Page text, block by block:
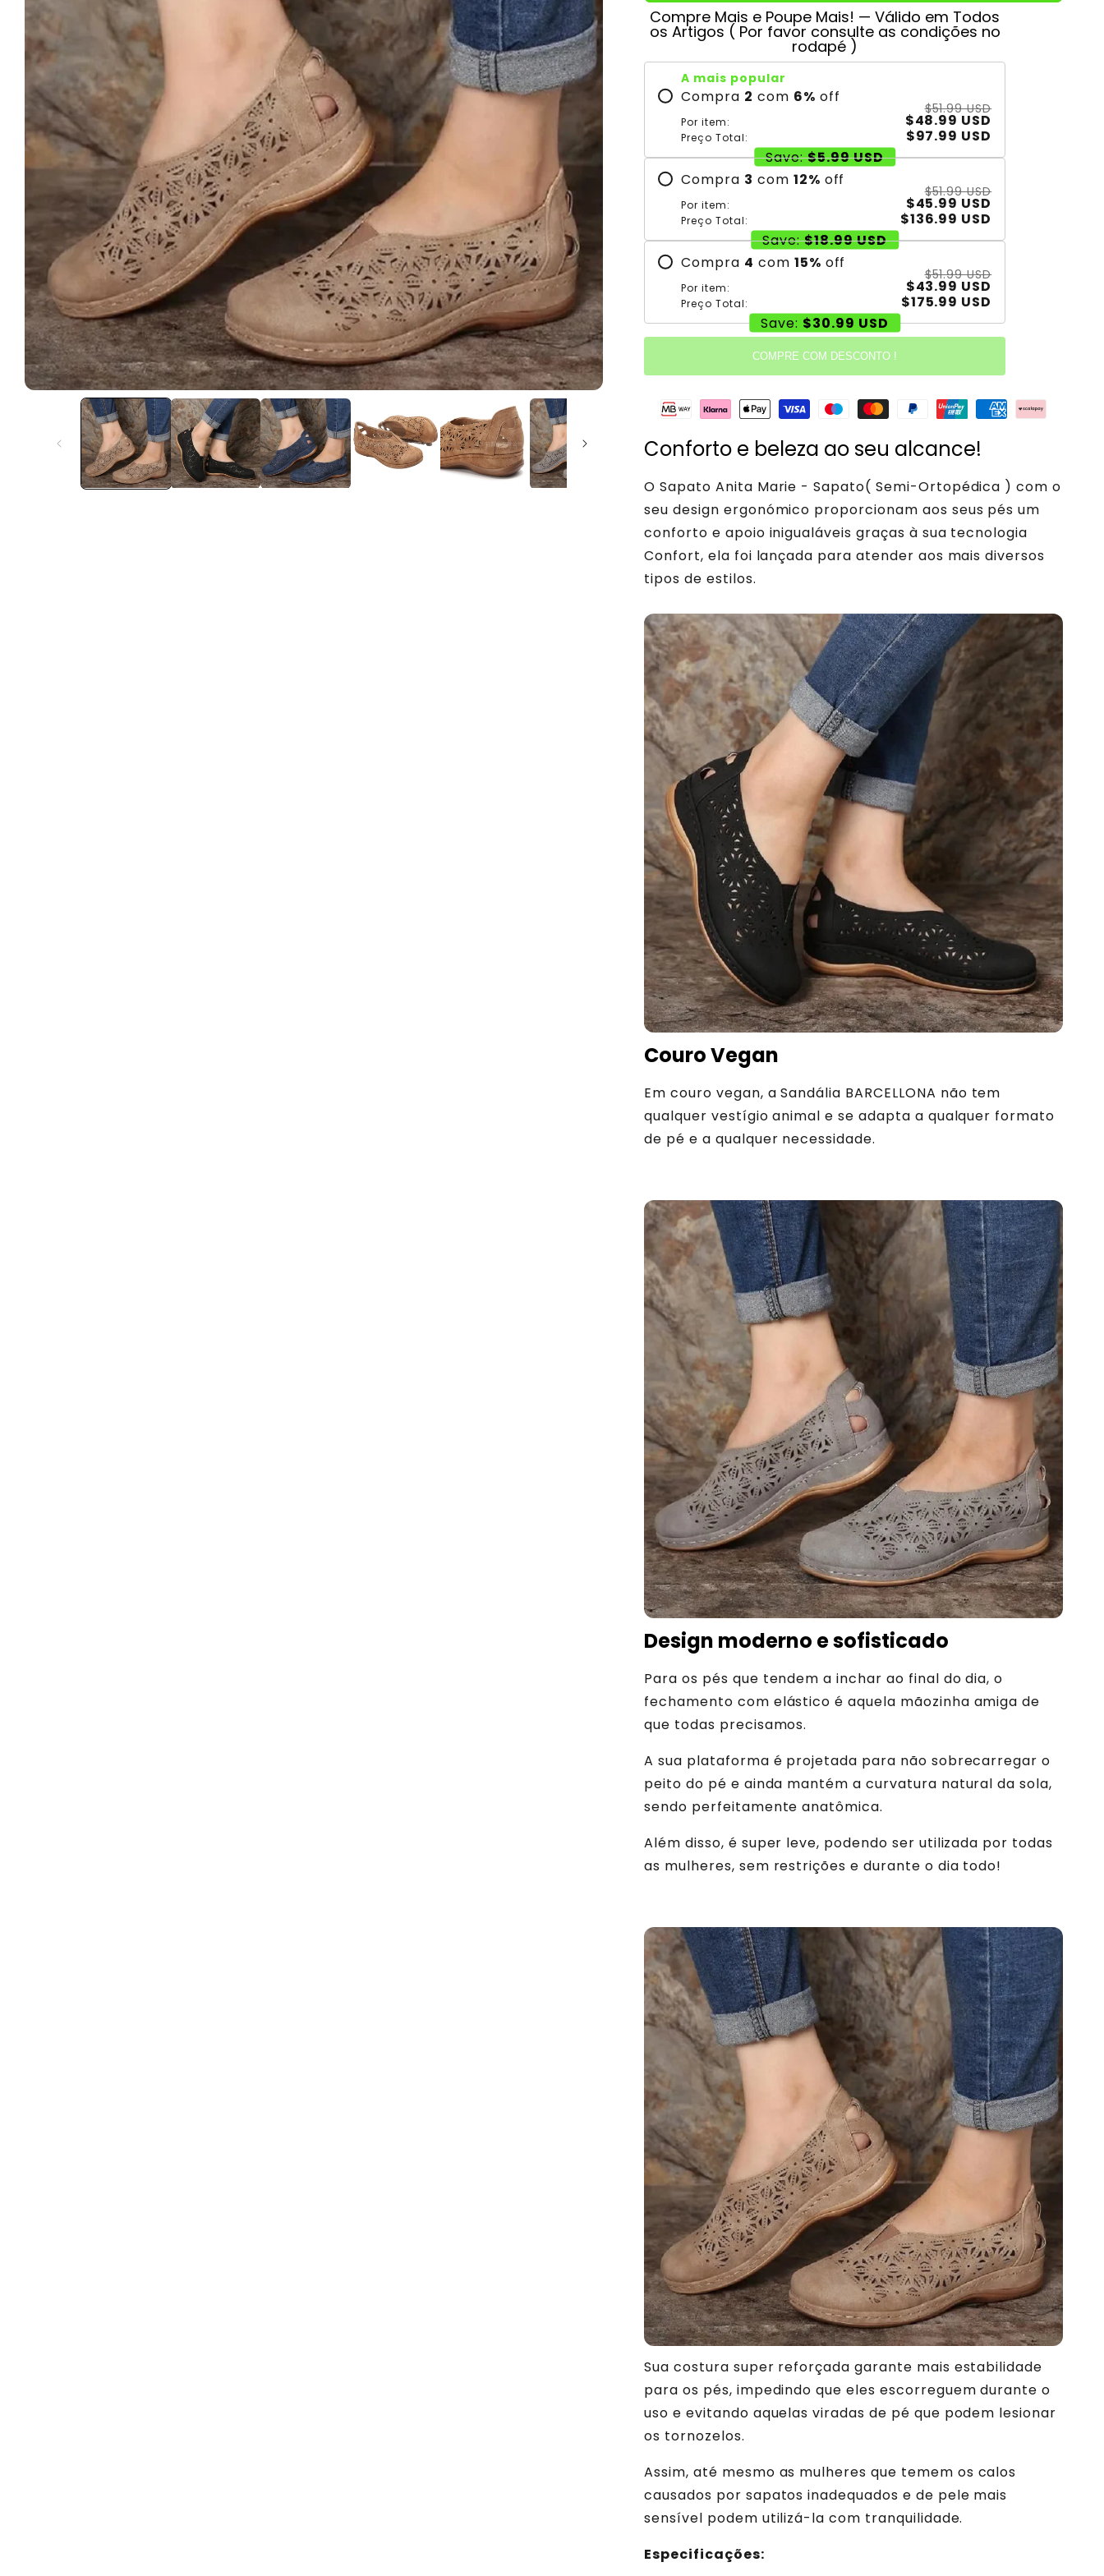
Compre Mais e Poupe Mais! — Válido em Todos
os Artigos ( Por favor consulte as condições no
rodapé )
A mais popular
Compra 2 com 6% off
Por item:
$51.99 USD
$48.99 USD
Preço Total:
$97.99 USD
Save: $5.99 USD
Compra 3 com 12% off
Por item:
$51.99 USD
$45.99 USD
Preço Total:
$136.99 USD
Save: $18.99 USD
Compra 4 com 15% off
Por item:
$51.99 USD
$43.99 USD
Preço Total:
$175.99 USD
Save: $30.99 USD
COMPRE COM DESCONTO !
Conforto e beleza ao seu alcance!
O Sapato Anita Marie - Sapato( Semi-Ortopédica ) com o
seu design ergonómico proporcionam aos seus pés um
conforto e apoio inigualáveis graças à sua tecnologia
Confort, ela foi lançada para atender aos mais diversos
tipos de estilos.
Couro Vegan
Em couro vegan, a Sandália BARCELLONA não tem
qualquer vestígio animal e se adapta a qualquer formato
de pé e a qualquer necessidade.
Design moderno e sofisticado
Para os pés que tendem a inchar ao final do dia, o
fechamento com elástico é aquela mãozinha amiga de
que todas precisamos.
A sua plataforma é projetada para não sobrecarregar o
peito do pé e ainda mantém a curvatura natural da sola,
sendo perfeitamente anatômica.
Além disso, é super leve, podendo ser utilizada por todas
as mulheres, sem restrições e durante o dia todo!
Sua costura super reforçada garante mais estabilidade
para os pés, impedindo que eles escorreguem durante o
uso e evitando aquelas viradas de pé que podem lesionar
os tornozelos.
Assim, até mesmo as mulheres que temem os calos
causados por sapatos inadequados e de pele mais
sensível podem utilizá-la com tranquilidade.
Especificações: